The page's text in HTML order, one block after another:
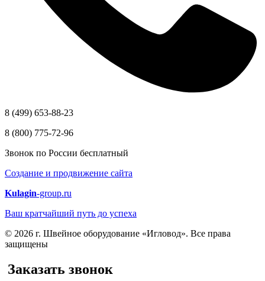
8 (499) 653-88-23
8 (800) 775-72-96
Звонок по России бесплатный
Создание и продвижение сайта
Kulagin-group.ru
Ваш кратчайший путь до успеха
© 2026 г. Швейное оборудование «Игловод». Все права
защищены
Заказать звонок